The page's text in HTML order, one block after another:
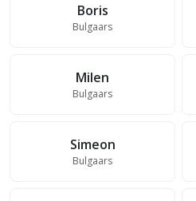
Boris
Bulgaars
Milen
Bulgaars
Simeon
Bulgaars